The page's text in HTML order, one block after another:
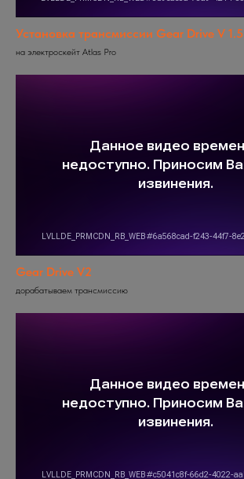
Установка трансмиссии Gear Drive V 1.5
на электроскейт Atlas Pro
Gear Drive V2
дорабатываем трансмиссию